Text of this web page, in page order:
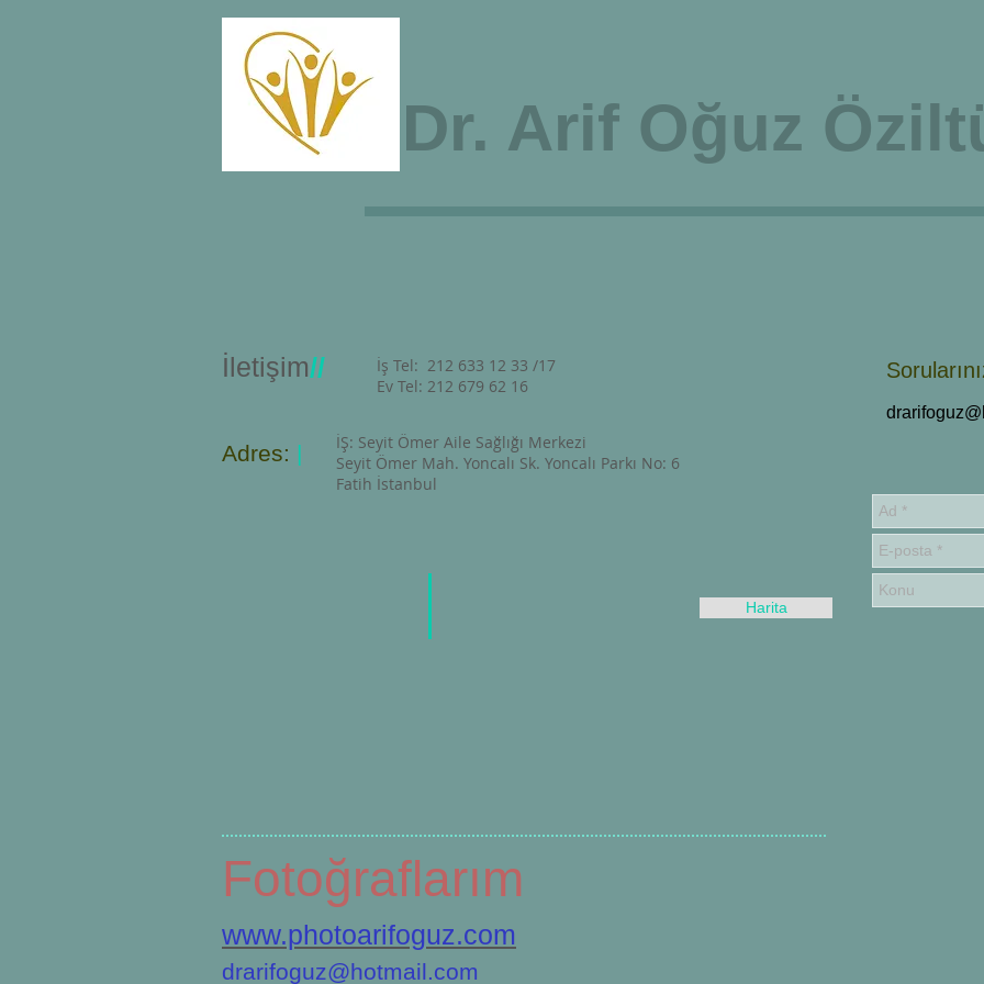
Dr. Arif Oğuz
İş Tel: 212 633 12 33 /17
Ev Tel: 212 679 62 16
Adres: |
İŞ: Seyit Ömer Aile Sağlığı Merkezi
Seyit Ömer Mah. Yoncalı Sk. Yoncalı Parkı No: 6
Fatih İstanbul
Harita
Fotoğraflarım
www.photoarifoguz.com
drarifoguz@hotmail.com
İletişim//